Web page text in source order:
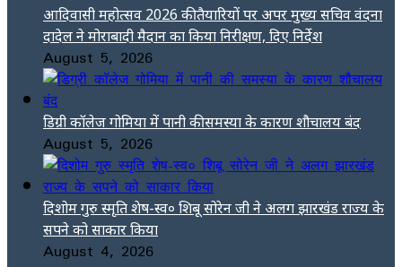
आदिवासी महोत्सव 2026 की तैयारियों पर अपर मुख्य सचिव वंदना
दादेल ने मोराबादी मैदान का किया निरीक्षण, दिए निर्देश
August 5, 2026
डिग्री कॉलेज गोमिया में पानी की समस्या के कारण शौचालय बंद
August 5, 2026
दिशोम गुरु स्मृति शेष-स्व० शिबू सोरेन जी ने अलग झारखंड राज्य के
सपने को साकार किया
August 4, 2026